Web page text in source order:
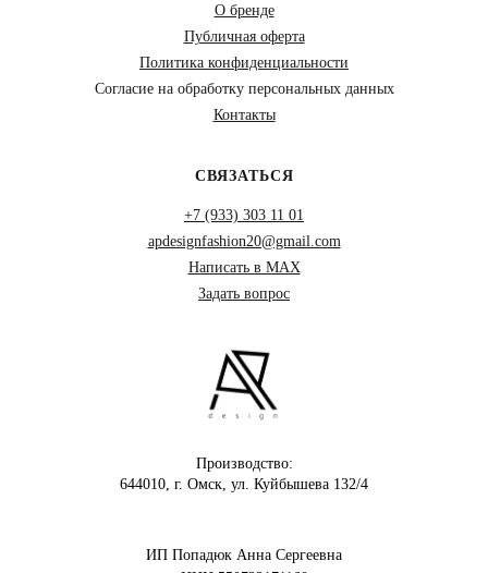
О бренде
Публичная оферта
Политика конфиденциальности
Согласие на обработку персональных данных
Контакты
СВЯЗАТЬСЯ
+7 (933) 303 11 01
apdesignfashion20@gmail.com
Написать в MAX
Задать вопрос
Производство:
644010, г. Омск, ул. Куйбышева 132/4
ИП Попадюк Анна Сергеевна